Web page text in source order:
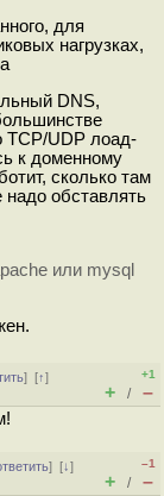
для
нагрузках,
DNS,
TCP/UDP лоад-
к доменному
сколько там
надо обставлять
или mysql
][↑]
+1
+ / –
][↓]
–1
+ / –